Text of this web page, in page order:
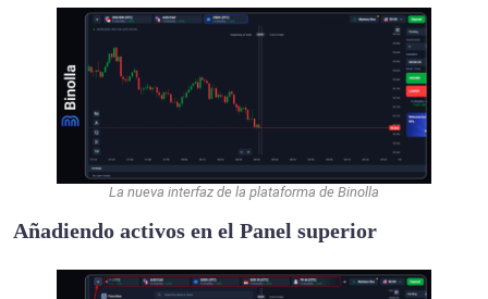
La nueva interfaz de la plataforma de Binolla
Añadiendo activos en el Panel superior